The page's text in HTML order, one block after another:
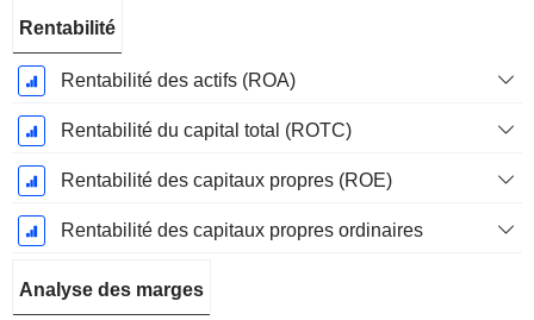
Fiscale:
Décembre
Rentabilité
Rentabilité des actifs (ROA)
Rentabilité du capital total (ROTC)
Rentabilité des capitaux propres (ROE)
Rentabilité des capitaux propres ordinaires
Analyse des marges